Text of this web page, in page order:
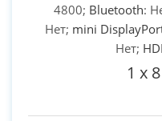
4800; Bluetooth:
Нет; mini
Нет;
1 x